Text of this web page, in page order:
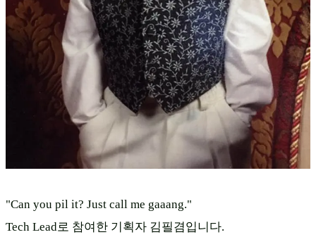
"Can you pil it? Just call me gaaang."
Tech Lead로 참여한 기획자 김필겸입니다.